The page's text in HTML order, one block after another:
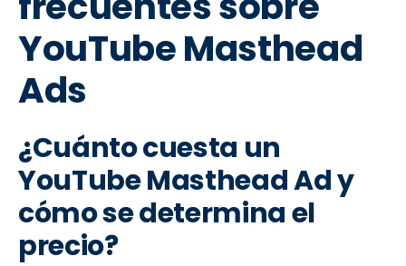
YouTube Masthead
Ads
¿Cuánto cuesta un
YouTube Masthead Ad y
cómo se determina el
precio?